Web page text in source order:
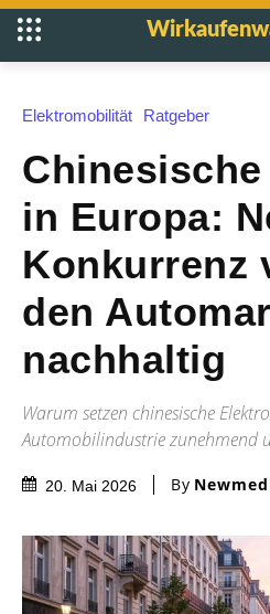
Elektromobilität Ratgeber
in Europa:
Konkurrenz
den
nachhaltig
Warum setzen chinesische
Automobilindustrie zunehmend
20. Mai 2026 By